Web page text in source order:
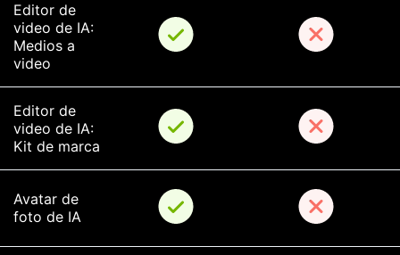
Editor de
video de IA:
Medios a
video
Editor de
video de IA:
Kit de marca
Avatar de
foto de IA